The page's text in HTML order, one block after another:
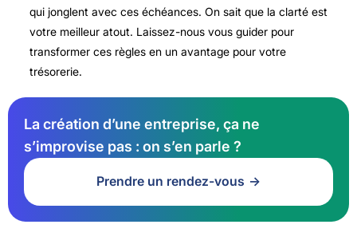
qui jonglent avec ces échéances. On sait que la clarté est
votre meilleur atout. Laissez-nous vous guider pour
transformer ces règles en un avantage pour votre
trésorerie.
La création d’une entreprise, ça ne
s’improvise pas : on s’en parle ?
Prendre un rendez-vous